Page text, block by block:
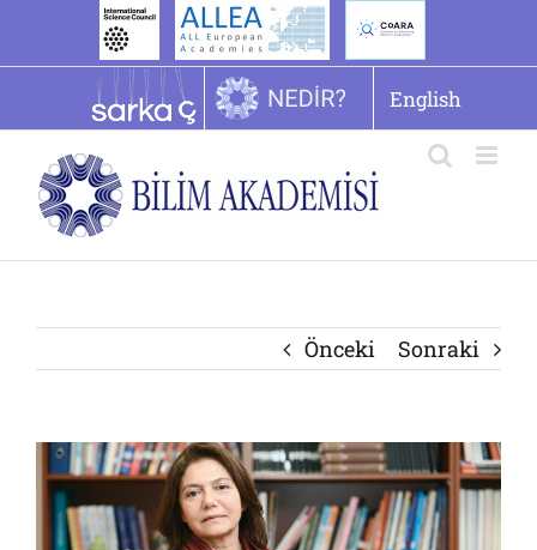
English
Önceki Sonraki